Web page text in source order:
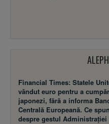
Financial Times: Statele
vândut euro pentru a
japonezi, fără a informa
Centrală Europeană. Ce
despre gestul Administrației